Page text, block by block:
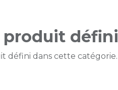
produit défini
défini dans cette catégorie.